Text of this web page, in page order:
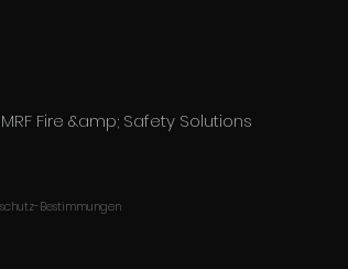
Fire &amp; Safety Solutions
Bestimmungen